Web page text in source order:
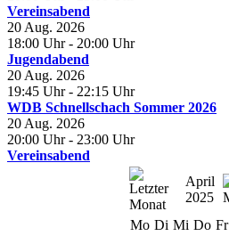
Vereinsabend
20 Aug. 2026
18:00 Uhr - 20:00 Uhr
Jugendabend
20 Aug. 2026
19:45 Uhr - 22:15 Uhr
WDB Schnellschach Sommer 2026
20 Aug. 2026
20:00 Uhr - 23:00 Uhr
Vereinsabend
April
2025
Mo Di Mi Do Fr